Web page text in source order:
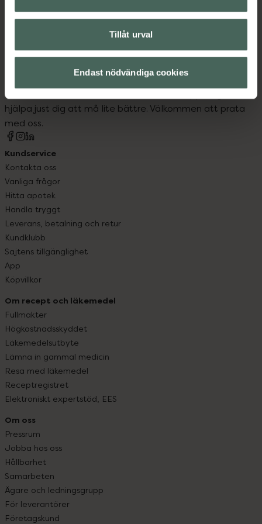
Tillåt urval
Endast nödvändiga cookies
syd till Lappland i norr, och online i mobilen och på
datorn. Oavsett vem du är så är det vårt uppdrag att
hjälpa just dig att må lite bättre. Välkommen att prata
med oss.
Kundservice
Kontakta oss
Vanliga frågor
Hitta apotek
Handla tryggt
Leverans, betalning och retur
Kundklubb
Sajtens tillgänglighet
App
Köpvillkor
Om recept och läkemedel
Fullmakter
Högkostnadsskyddet
Läkemedelsutbyte
Lämna in gammal medicin
Resa med läkemedel
Receptregistret
Elektroniskt expertstöd, EES
Om oss
Pressrum
Jobba hos oss
Hållbarhet
Samarbeten
Ägare och ledningsgrupp
För leverantörer
Företagskund